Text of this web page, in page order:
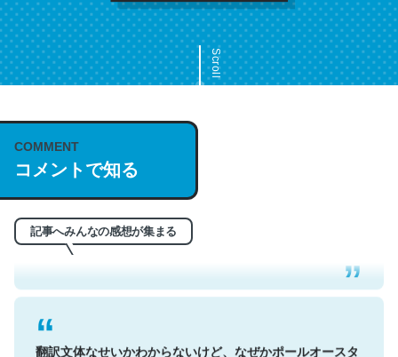
Scroll
COMMENT
コメントで知る
記事へみんなの感想が集まる
これは名文。彼はとてもクレバーなんだろうなと凄く思
う。英語少しでも読める人は原文もお勧め。自分はこの流
─今のこの状況が信じられるかい？ by ラーズ・ヌートバー
翻訳文体なせいかわからないけど、なぜかポールオースタ